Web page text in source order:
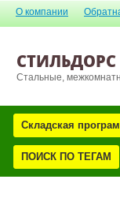
О компании
СТИЛЬДОРС
Стальные,
Складская
ПОИСК ПО ТЕГАМ